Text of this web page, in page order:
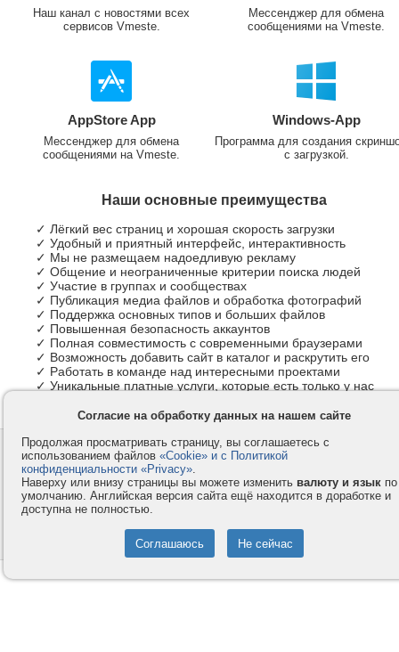
Наш канал с новостями всех
сервисов Vmeste.
Мессенджер для обмена
сообщениями на Vmeste.
AppStore App
Мессенджер для обмена
сообщениями на Vmeste.
Windows-App
Программа для создания
с загрузкой.
Наши основные преимущества
✓ Лёгкий вес страниц и хорошая скорость загрузки
✓ Удобный и приятный интерфейс, интерактивность
✓ Мы не размещаем надоедливую рекламу
✓ Общение и неограниченные критерии поиска людей
✓ Участие в группах и сообществах
✓ Публикация медиа файлов и обработка фотографий
✓ Поддержка основных типов и больших файлов
✓ Повышенная безопасность аккаунтов
✓ Полная совместимость с современными браузерами
✓ Возможность добавить сайт в каталог и раскрутить его
✓ Работать в команде над интересными проектами
✓ Уникальные платные услуги, которые есть только у нас
Контакты
Компания
Privacy и Cookie
Услуги
Как оплатить
Помощь
© 2008-2026
- Все права защищены.
Согласие на обработку данных на нашем сайте
Продолжая просматривать страницу, вы соглашаетесь с
использованием файлов «Cookie» и с Политикой
конфиденциальности «Privacy».
Наверху или внизу страницы вы можете изменить валюту и язык по
умолчанию. Английская версия сайта ещё находится в доработке и
доступна не полностью.